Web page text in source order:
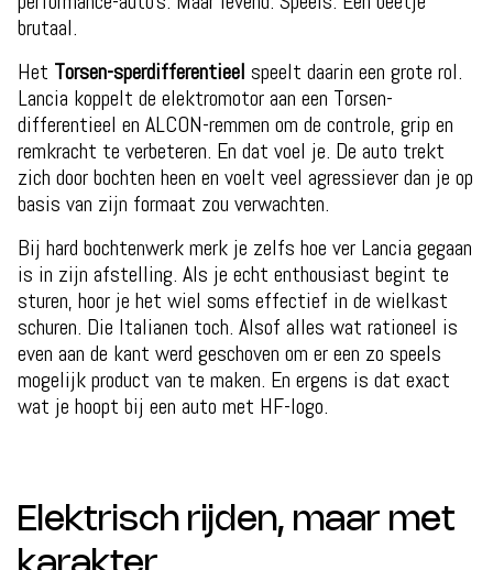
brutaal.
Het Torsen-sperdifferentieel speelt daarin een grote rol.
Lancia koppelt de elektromotor aan een Torsen-
differentieel en ALCON-remmen om de controle, grip en
remkracht te verbeteren. En dat voel je. De auto trekt
zich door bochten heen en voelt veel agressiever dan je op
basis van zijn formaat zou verwachten.
Bij hard bochtenwerk merk je zelfs hoe ver Lancia gegaan
is in zijn afstelling. Als je echt enthousiast begint te
sturen, hoor je het wiel soms effectief in de wielkast
schuren. Die Italianen toch. Alsof alles wat rationeel is
even aan de kant werd geschoven om er een zo speels
mogelijk product van te maken. En ergens is dat exact
wat je hoopt bij een auto met HF-logo.
Elektrisch rijden, maar met